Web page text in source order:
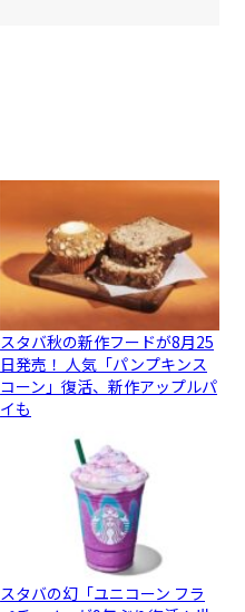
スタバ秋の新作フードが8月25
日発売！ 人気「パンプキンス
コーン」復活、新作アップルパ
イも
スタバの幻「ユニコーン フラ